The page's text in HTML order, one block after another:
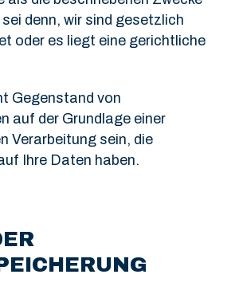
denn, wir sind gesetzlich
oder es liegt eine gerichtliche
Gegenstand von
auf der Grundlage einer
Verarbeitung sein, die
Ihre Daten haben.